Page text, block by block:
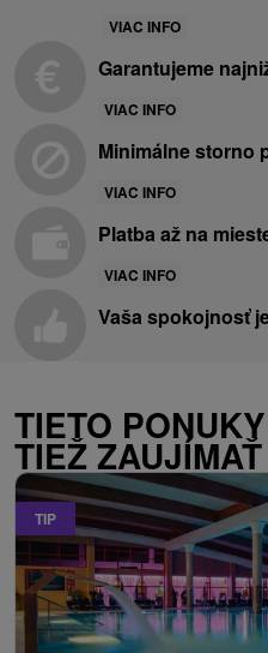
VIAC INFO
Garantujeme
VIAC INFO
Minimálne storno
VIAC INFO
Platba až na
VIAC INFO
Vaša spokojnosť
TIETO
TIEŽ ZAUJÍMAŤ
TIP